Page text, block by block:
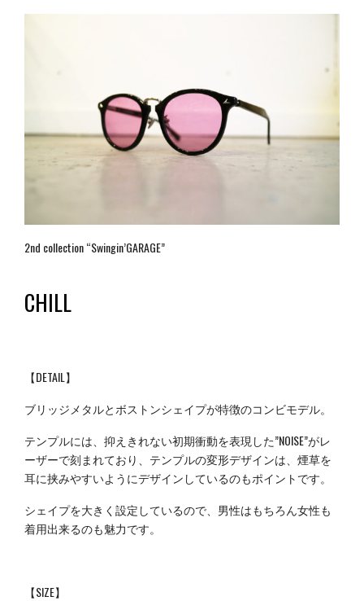
2nd collection “Swingin’GARAGE”
CHILL
【DETAIL】
ブリッジメタルとボストンシェイプが特徴のコンビモデル。
テンプルには、抑えきれない初期衝動を表現した”NOISE”がレ
ーザーで刻まれており、テンプルの変形デザインは、煙草を
耳に挟みやすいようにデザインしているのもポイントです。
シェイプを大きく設定しているので、男性はもちろん女性も
着用出来るのも魅力です。
【SIZE】